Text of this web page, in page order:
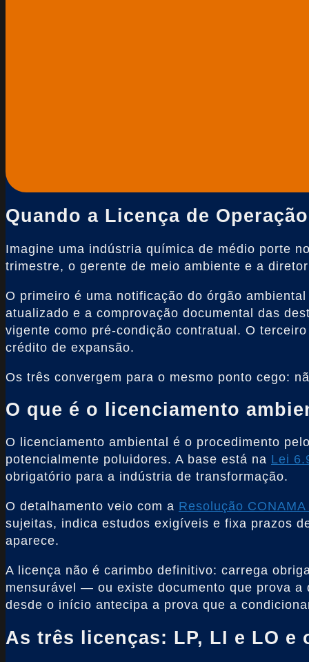
Quando a Licença de
Imagine uma indústria química de médio porte
trimestre, o gerente de meio ambiente e a
O primeiro é uma notificação do órgão
atualizado e a comprovação documental das
vigente como pré-condição contratual. O
crédito de expansão.
Os três convergem para o mesmo ponto cego:
O que é o licenciamento
O licenciamento ambiental é o procedimento
potencialmente poluidores. A base está na Lei
obrigatório para a indústria de transformação.
O detalhamento veio com a Resolução
sujeitas, indica estudos exigíveis e fixa prazos
aparece.
A licença não é carimbo definitivo: carrega
mensurável — ou existe documento que prova
desde o início antecipa a prova que a
As três licenças: LP, LI e LO e